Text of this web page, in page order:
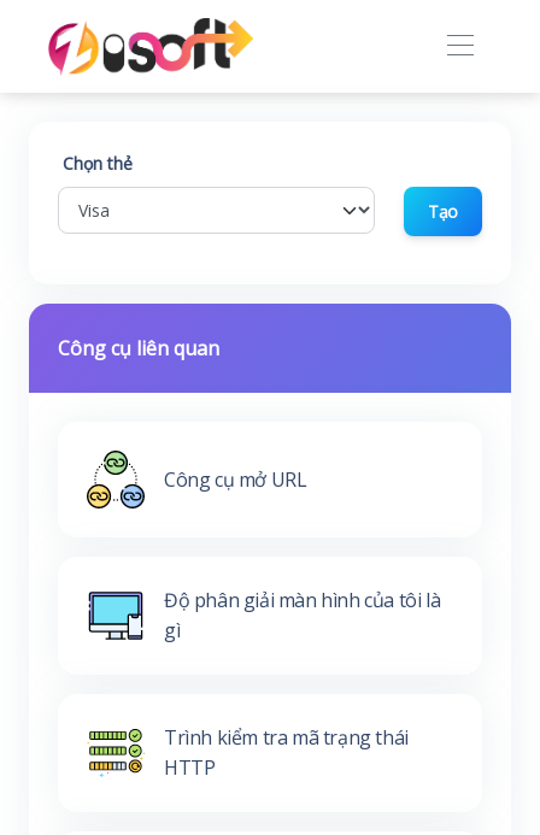
Chọn thẻ
Tạo
Công cụ liên quan
Công cụ mở URL
Độ phân giải màn hình của tôi là
gì
Trình kiểm tra mã trạng thái
HTTP